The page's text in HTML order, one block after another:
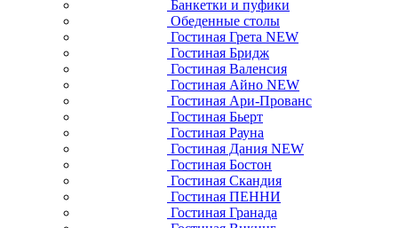
Банкетки и пуфики
Обеденные столы
Гостиная Грета NEW
Гостиная Бридж
Гостиная Валенсия
Гостиная Айно NEW
Гостиная Ари-Прованс
Гостиная Бьерт
Гостиная Рауна
Гостиная Дания NEW
Гостиная Бостон
Гостиная Скандия
Гостиная ПЕННИ
Гостиная Гранада